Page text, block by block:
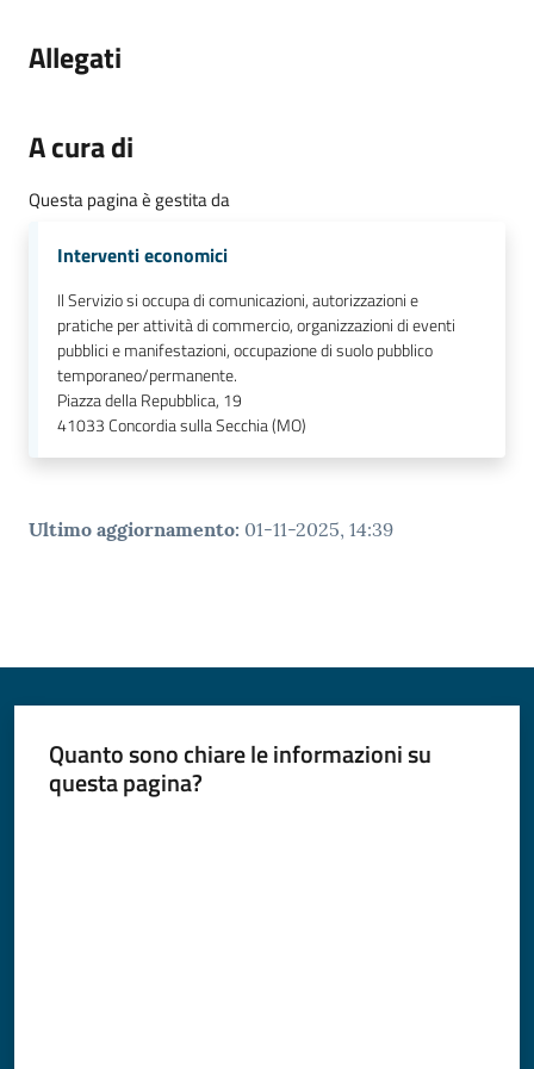
Allegati
A cura di
Questa pagina è gestita da
Interventi economici
Il Servizio si occupa di comunicazioni, autorizzazioni e
pratiche per attività di commercio, organizzazioni di eventi
pubblici e manifestazioni, occupazione di suolo pubblico
temporaneo/permanente.
Piazza della Repubblica, 19
41033Concordia sulla Secchia (MO)
Ultimo aggiornamento: 01-11-2025, 14:39
Quanto sono chiare le informazioni su
questa pagina?